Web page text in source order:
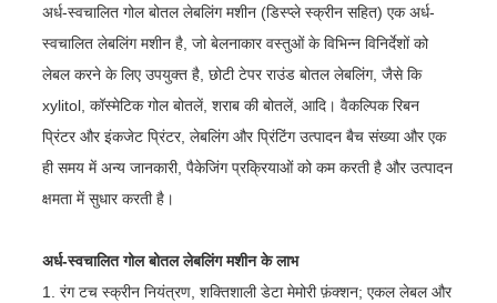
अर्ध-स्वचालित गोल बोतल लेबलिंग मशीन (डिस्प्ले स्क्रीन सहित) एक अर्ध-
स्वचालित लेबलिंग मशीन है, जो बेलनाकार वस्तुओं के विभिन्न विनिर्देशों को
लेबल करने के लिए उपयुक्त है, छोटी टेपर राउंड बोतल लेबलिंग, जैसे कि
xylitol, कॉस्मेटिक गोल बोतलें, शराब की बोतलें, आदि। वैकल्पिक रिबन
प्रिंटर और इंकजेट प्रिंटर, लेबलिंग और प्रिंटिंग उत्पादन बैच संख्या और एक
ही समय में अन्य जानकारी, पैकेजिंग प्रक्रियाओं को कम करती है और उत्पादन
क्षमता में सुधार करती है।
अर्ध-स्वचालित गोल बोतल लेबलिंग मशीन के लाभ
1. रंग टच स्क्रीन नियंत्रण, शक्तिशाली डेटा मेमोरी फ़ंक्शन; एकल लेबल और